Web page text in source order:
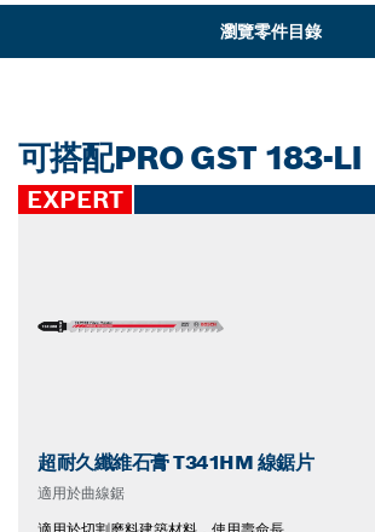
瀏覽零件目錄
可搭配PRO GST 183-LI
EXPERT
超耐久纖維石膏 T341HM 線鋸片
適用於曲線鋸